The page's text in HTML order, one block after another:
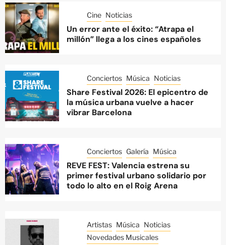
Cine Noticias
Un error ante el éxito: “Atrapa el
millón” llega a los cines españoles
Conciertos Música Noticias
Share Festival 2026: El epicentro de
la música urbana vuelve a hacer
vibrar Barcelona
Conciertos Galería Música
REVE FEST: Valencia estrena su
primer festival urbano solidario por
todo lo alto en el Roig Arena
Artistas Música Noticias
Novedades Musicales